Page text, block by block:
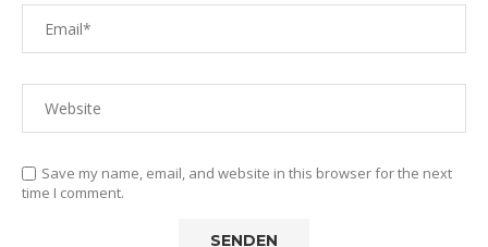
Save my name, email, and website in this browser for the next
time I comment.